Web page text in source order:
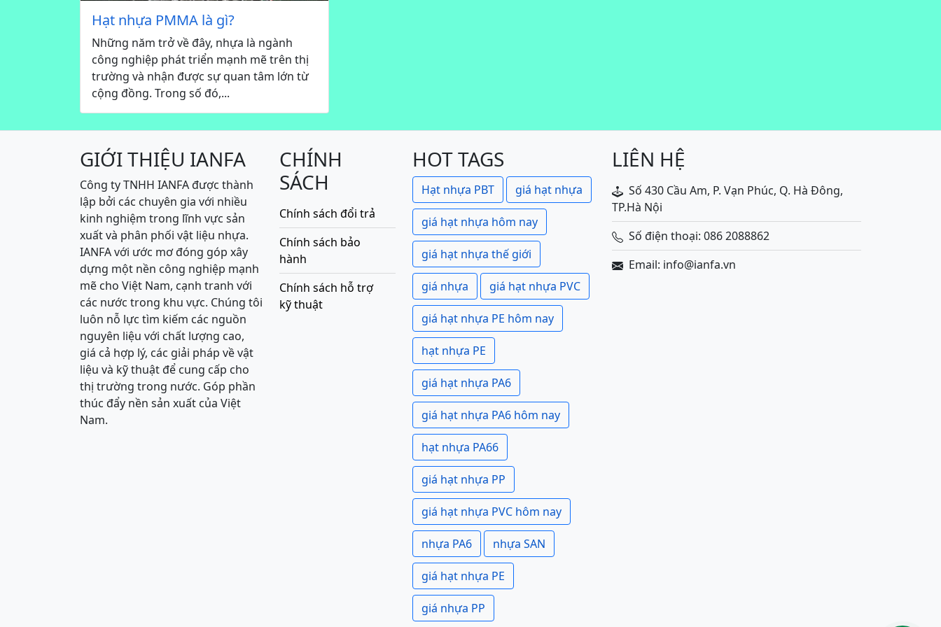
Hạt nhựa PMMA là gì?
Những năm trở về đây, nhựa là ngành
công nghiệp phát triển mạnh mẽ trên thị
trường và nhận được sự quan tâm lớn từ
cộng đồng. Trong số đó,...
GIỚI THIỆU IANFA
Công ty TNHH IANFA được thành
lập bởi các chuyên gia với nhiều
kinh nghiệm trong lĩnh vực sản
xuất và phân phối vật liệu nhựa.
IANFA với ước mơ đóng góp xây
dựng một nền công nghiệp mạnh
mẽ cho Việt Nam, cạnh tranh với
các nước trong khu vực. Chúng tôi
luôn nỗ lực tìm kiếm các nguồn
nguyên liệu với chất lượng cao,
giá cả hợp lý, các giải pháp về vật
liệu và kỹ thuật để cung cấp cho
thị trường trong nước. Góp phần
thúc đẩy nền sản xuất của Việt
Nam.
CHÍNH
SÁCH
Chính sách đổi trả
Chính sách bảo
hành
Chính sách hỗ trợ
kỹ thuật
HOT TAGS
Hạt nhựa PBT giá hạt nhựa
giá hạt nhựa hôm nay
giá hạt nhựa thế giới
giá nhựa giá hạt nhựa PVC
giá hạt nhựa PE hôm nay
hạt nhựa PE
giá hạt nhựa PA6
giá hạt nhựa PA6 hôm nay
hạt nhựa PA66
giá hạt nhựa PP
giá hạt nhựa PVC hôm nay
nhựa PA6 nhựa SAN
giá hạt nhựa PE
giá nhựa PP
LIÊN HỆ
Số 430 Cầu Am, P. Vạn Phúc, Q. Hà Đông,
TP.Hà Nội
Số điện thoại: 086 2088862
Email: info@ianfa.vn